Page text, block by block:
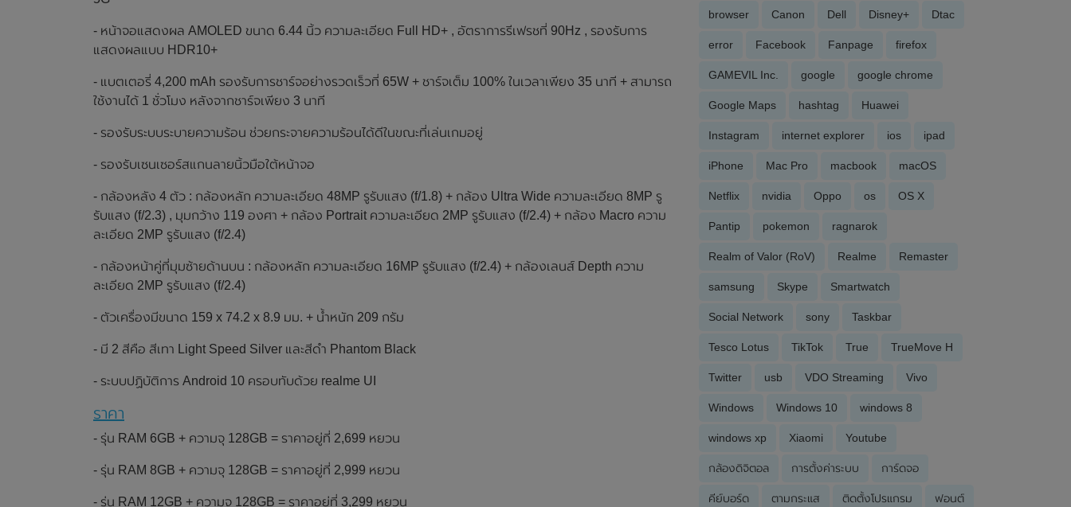
- หน้าจอแสดงผล AMOLED ขนาด 6.44 นิ้ว ความละเอียด Full HD+ , อัตราการรีเฟรชที่ 90Hz , รองรับการ
แสดงผลแบบ HDR10+
- แบตเตอรี่ 4,200 mAh รองรับการชาร์จอย่างรวดเร็วที่ 65W + ชาร์จเต็ม 100% ในเวลาเพียง 35 นาที + สามารถ
ใช้งานได้ 1 ชั่วโมง หลังจากชาร์จเพียง 3 นาที
- รองรับระบบระบายความร้อน ช่วยกระจายความร้อนได้ดีในขณะที่เล่นเกมอยู่
- รองรับเซนเซอร์สแกนลายนิ้วมือใต้หน้าจอ
- กล้องหลัง 4 ตัว : กล้องหลัก ความละเอียด 48MP รูรับแสง (f/1.8) + กล้อง Ultra Wide ความละเอียด 8MP รู
รับแสง (f/2.3) , มุมกว้าง 119 องศา + กล้อง Portrait ความละเอียด 2MP รูรับแสง (f/2.4) + กล้อง Macro ความ
ละเอียด 2MP รูรับแสง (f/2.4)
- กล้องหน้าคู่ที่มุมซ้ายด้านบน : กล้องหลัก ความละเอียด 16MP รูรับแสง (f/2.4) + กล้องเลนส์ Depth ความ
ละเอียด 2MP รูรับแสง (f/2.4)
- ตัวเครื่องมีขนาด 159 x 74.2 x 8.9 มม. + น้ำหนัก 209 กรัม
- มี 2 สีคือ สีเทา Light Speed Silver และสีดำ Phantom Black
- ระบบปฏิบัติการ Android 10 ครอบทับด้วย realme UI
ราคา
- รุ่น RAM 6GB + ความจุ 128GB = ราคาอยู่ที่ 2,699 หยวน
- รุ่น RAM 8GB + ความจุ 128GB = ราคาอยู่ที่ 2,999 หยวน
- รุ่น RAM 12GB + ความจุ 128GB = ราคาอยู่ที่ 3,299 หยวน
browser Canon Dell Disney+ Dtac
error Facebook Fanpage firefox
GAMEVIL Inc. google google chrome
Google Maps hashtag Huawei
Instagram internet explorer ios ipad
iPhone Mac Pro macbook macOS
Netflix nvidia Oppo os OS X
Pantip pokemon ragnarok
Realm of Valor (RoV) Realme Remaster
samsung Skype Smartwatch
Social Network sony Taskbar
Tesco Lotus TikTok True TrueMove H
Twitter usb VDO Streaming Vivo
Windows Windows 10 windows 8
windows xp Xiaomi Youtube
กล้องดิจิตอล การตั้งค่าระบบ การ์ดจอ
คีย์บอร์ด ตามกระแส ติดตั้งโปรแกรม ฟอนต์